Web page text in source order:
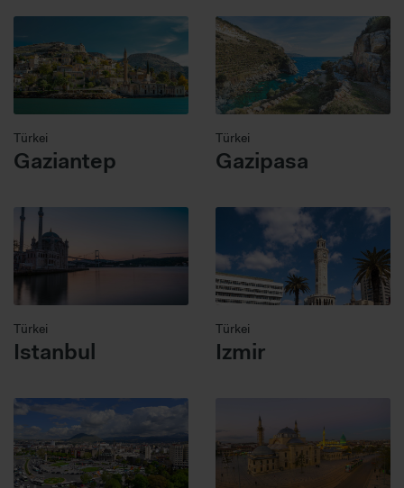
Türkei
Gaziantep
Türkei
Gazipasa
Türkei
Istanbul
Türkei
Izmir